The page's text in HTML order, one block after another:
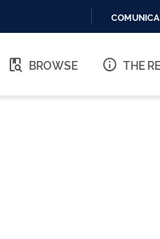
O
BROWSE THE